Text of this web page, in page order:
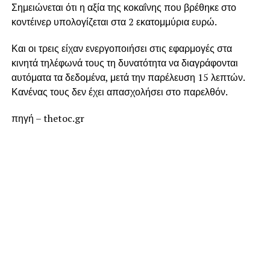
Σημειώνεται ότι η αξία της κοκαΐνης που βρέθηκε στο
κοντέινερ υπολογίζεται στα 2 εκατομμύρια ευρώ.
Και οι τρεις είχαν ενεργοποιήσει στις εφαρμογές στα
κινητά τηλέφωνά τους τη δυνατότητα να διαγράφονται
αυτόματα τα δεδομένα, μετά την παρέλευση 15 λεπτών.
Κανένας τους δεν έχει απασχολήσει στο παρελθόν.
πηγή – thetoc.gr